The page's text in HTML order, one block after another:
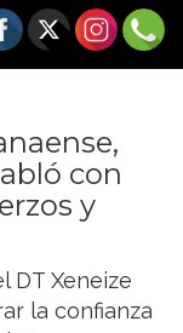
con
y
DT Xeneize
la confianza